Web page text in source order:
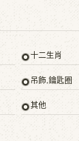
十二生肖
吊飾,鑰匙圈
其他